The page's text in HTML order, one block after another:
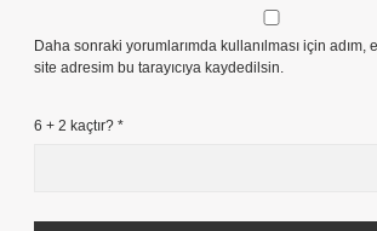
Daha sonraki yorumlarımda kullanılması için adım,
site adresim bu tarayıcıya kaydedilsin.
6 + 2 kaçtır? *